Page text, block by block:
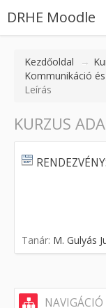
DRHE Moodle
Kezdőoldal →
Kommunikáció
Leírás
KURZUS
Tanár: M. Gulyás
NAVIGÁCIÓ